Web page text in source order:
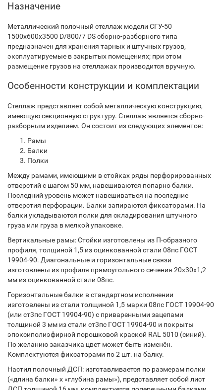
Назначение
Металлический полочный стеллаж модели СГУ-50
1500х600х3500 D/800/7 DS сборно-разборного типа
предназначен для хранения тарных и штучных грузов,
эксплуатируемые в закрытых помещениях; при этом
размещение грузов на стеллажах производится вручную.
Особенности конструкции и комплектации
Стеллаж представляет собой металлическую конструкцию,
имеющую секционную структуру. Стеллаж является сборно-
разборным изделием. Он состоит из следующих элементов:
Рамы
Балки
Полки
Между рамами, имеющими в стойках ряды перфорированных
отверстий с шагом 50 мм, навешиваются попарно балки.
Последний уровень может навешиваться на последние
отверстия перфорации. Балки запираются фиксаторами. На
балки укладываются полки для складирования штучного
груза или груза в мелкой упаковке.
Вертикальные рамы: Стойки изготовлены из П-образного
профиля, толщиной 1,5 из оцинкованной стали 08пс ГОСТ
19904-90. Диагональные и горизонтальные связи
изготовлены из профиля прямоугольного сечения 20х30х1,2
мм из оцинкованной стали 08пс.
Горизонтальные балки в стандартном исполнении
изготовлены из стали толщиной 1,5 марки 08пс ГОСТ 19904-90
(или ст3пс ГОСТ 19904-90) с приваренными зацепами
толщиной 3 мм из стали ст3пс ГОСТ 19904-90 и покрыты
эпоксиполиэфирной порошковой краской RAL 5010 (синий).
По желанию заказчика цвет может быть изменён.
Комплектуются фиксаторами по 2 шт. на балку.
Настил полочный ДСП: изготавливается по размерам полки
(«длина балки» х «глубина рамы»), представляет собой лист